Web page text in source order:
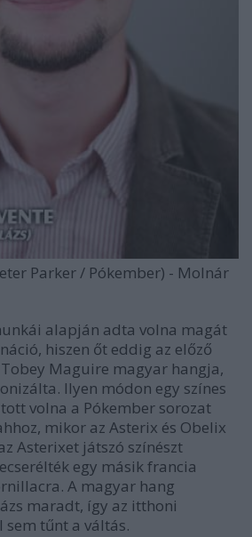
Parker / Pókember) - Molnár
alapján adta volna magát
hiszen őt eddig az előző
Maguire magyar hangja,
Ilyen módon egy színes
volna a Pókember sorozat
mikor az Asterix és Obelix
Asterixet játszó színészt
egy másik francia
A magyar hang
maradt, így az itthoni
sem tűnt a váltás.